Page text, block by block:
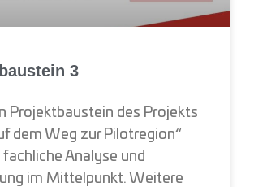
3
Projektbaustein des Projekts
dem Weg zur Pilotregion“
Analyse und
im Mittelpunkt. Weitere